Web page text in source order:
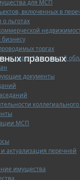
для МСП
включенных в
льготах
торгах
карта Московской
документы
МСП
актуализация перечней
имущества
правовых